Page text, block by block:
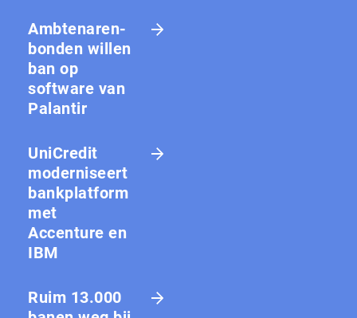
Amb­te­na­ren­
bon­den willen
ban op
software van
Palantir
UniCredit
moderniseert
bankplatform
met
Accenture en
IBM
Ruim 13.000